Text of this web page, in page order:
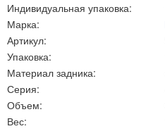
Индивидуальная упаковка:
Марка:
Артикул:
Упаковка:
Материал задника:
Серия:
Объем:
Вес: